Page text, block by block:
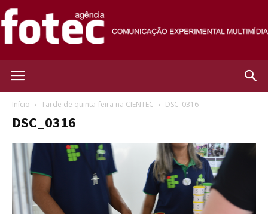
Início Tarde de quinta-feira na CIENTEC DSC_0316
DSC_0316